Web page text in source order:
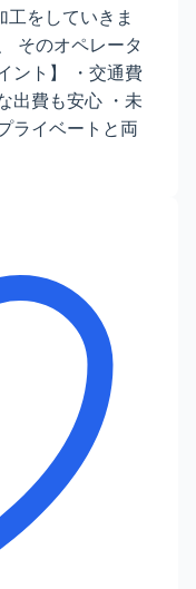
工をしていきま
そのオペレータ
ント】 ・交通費
出費も安心 ・未
ライベートと両